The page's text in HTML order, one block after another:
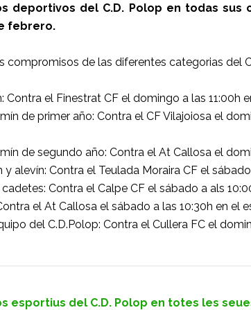
deportivos del C.D. Polop en todas
febrero.
compromisos de las diferentes categorias del
Contra el Finestrat CF el domingo a las 11:00h
de primer año: Contra el CF Vilajoiosa el
de segundo año: Contra el At Callosa el
y alevín: Contra el Teulada Moraira CF el
Contra el Calpe CF el sábado a als
el At Callosa el sábado a las 10:30h en el
del C.D.Polop: Contra el Cullera FC el
esportius del C.D. Polop en totes les